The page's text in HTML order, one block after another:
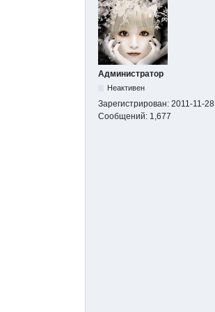
Администратор
Неактивен
Зарегистрирован: 2011-11-28
Сообщений: 1,677